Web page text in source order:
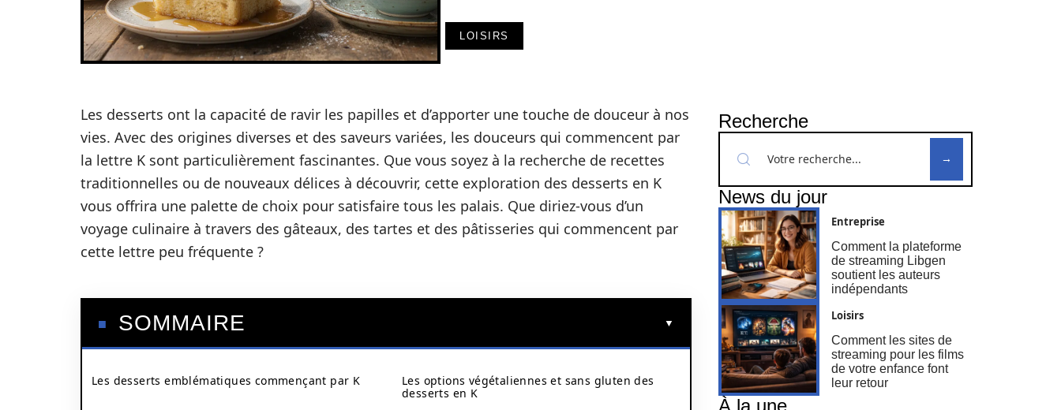
LOISIRS
Les desserts ont la capacité de ravir les papilles et d’apporter une touche de douceur à nos
vies. Avec des origines diverses et des saveurs variées, les douceurs qui commencent par
la lettre K sont particulièrement fascinantes. Que vous soyez à la recherche de recettes
traditionnelles ou de nouveaux délices à découvrir, cette exploration des desserts en K
vous offrira une palette de choix pour satisfaire tous les palais. Que diriez-vous d’un
voyage culinaire à travers des gâteaux, des tartes et des pâtisseries qui commencent par
cette lettre peu fréquente ?
SOMMAIRE
Les desserts emblématiques commençant par K
Les options végétaliennes et sans gluten des
desserts en K
Recherche
News du jour
Entreprise
Comment la plateforme
de streaming Libgen
soutient les auteurs
indépendants
Loisirs
Comment les sites de
streaming pour les films
de votre enfance font
leur retour
À la une